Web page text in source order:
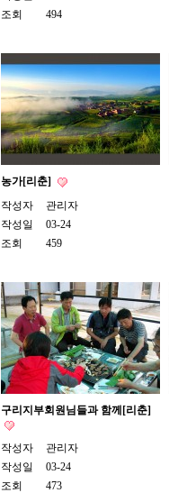
조회
494
농가[리춘]
작성자
관리자
작성일
03-24
조회
459
구리지부회원님들과 함께[리춘]
작성자
관리자
작성일
03-24
조회
473